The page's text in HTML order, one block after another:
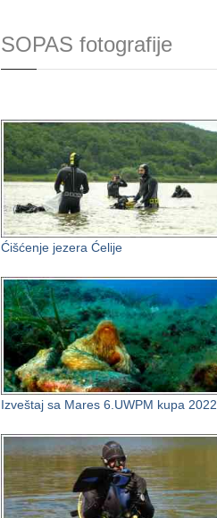
SOPAS fotografije
Ćišćenje jezera Ćelije
Izveštaj sa Mares 6.UWPM kupa 2022